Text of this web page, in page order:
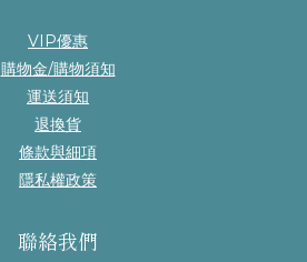
VIP優惠
購物金/購物須知
運送須知
退換貨
條款與細項
隱私權政策
聯絡我們